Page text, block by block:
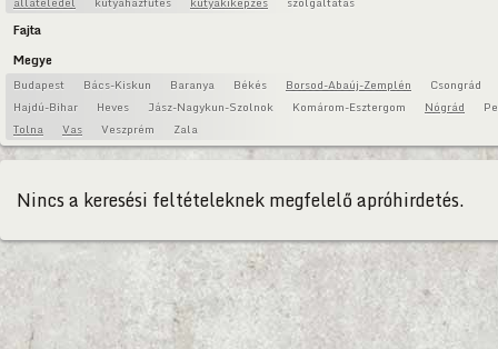
Fajta
Megye
Budapest Bács-Kiskun Baranya Békés Borsod-Abaúj-Zemplén
Csongrád
Hajdú-Bihar
Heves Jász-Nagykun-Szolnok Komárom-Esztergom Nógrád
Tolna
Vas Veszprém Zala
Nincs a keresési feltételeknek megfelelő apróhirdetés.